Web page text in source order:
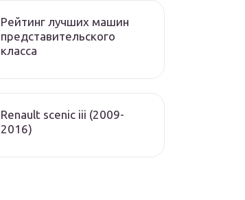
Рейтинг лучших машин
представительского
класса
Renault scenic iii (2009-
2016)